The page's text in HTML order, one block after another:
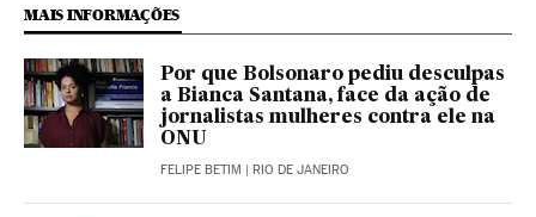
MAIS INFORMAÇÕES
Por que Bolsonaro pediu desculpas
a Bianca Santana, face da ação de
jornalistas mulheres contra ele na
ONU
FELIPE BETIM | RIO DE JANEIRO